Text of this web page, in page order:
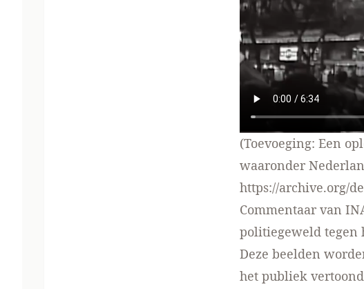
(Toevoeging: Een
waaronder
https://archive.org/
Commentaar van
politiegeweld tegen
Deze beelden
het publiek